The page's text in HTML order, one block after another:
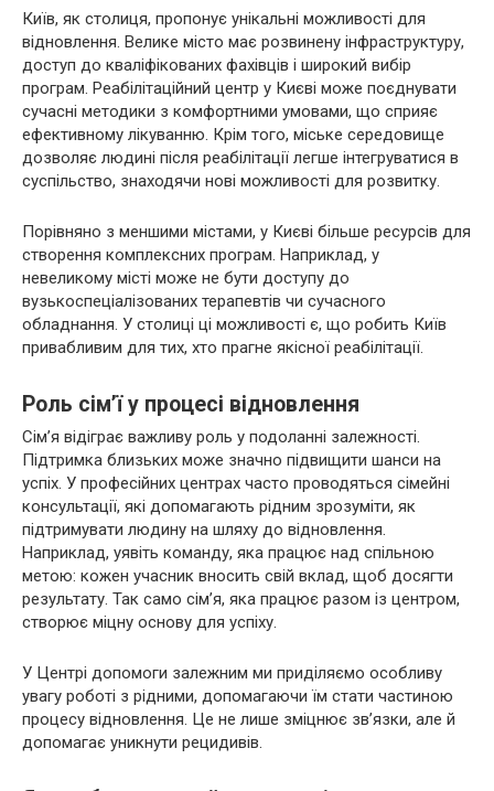
Київ, як столиця, пропонує унікальні можливості для
відновлення. Велике місто має розвинену інфраструктуру,
доступ до кваліфікованих фахівців і широкий вибір
програм. Реабілітаційний центр у Києві може поєднувати
сучасні методики з комфортними умовами, що сприяє
ефективному лікуванню. Крім того, міське середовище
дозволяє людині після реабілітації легше інтегруватися в
суспільство, знаходячи нові можливості для розвитку.
Порівняно з меншими містами, у Києві більше ресурсів для
створення комплексних програм. Наприклад, у
невеликому місті може не бути доступу до
вузькоспеціалізованих терапевтів чи сучасного
обладнання. У столиці ці можливості є, що робить Київ
привабливим для тих, хто прагне якісної реабілітації.
Роль сім’ї у процесі відновлення
Сім’я відіграє важливу роль у подоланні залежності.
Підтримка близьких може значно підвищити шанси на
успіх. У професійних центрах часто проводяться сімейні
консультації, які допомагають рідним зрозуміти, як
підтримувати людину на шляху до відновлення.
Наприклад, уявіть команду, яка працює над спільною
метою: кожен учасник вносить свій вклад, щоб досягти
результату. Так само сім’я, яка працює разом із центром,
створює міцну основу для успіху.
У Центрі допомоги залежним ми приділяємо особливу
увагу роботі з рідними, допомагаючи їм стати частиною
процесу відновлення. Це не лише зміцнює зв’язки, але й
допомагає уникнути рецидивів.